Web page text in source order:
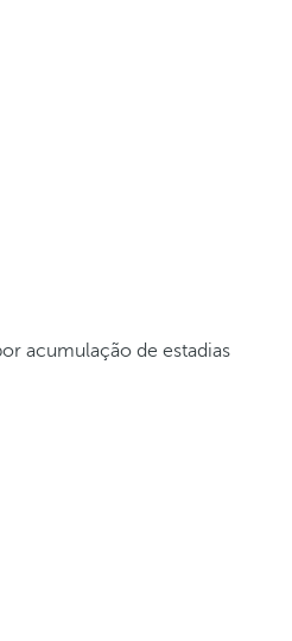
acumulação de estadias